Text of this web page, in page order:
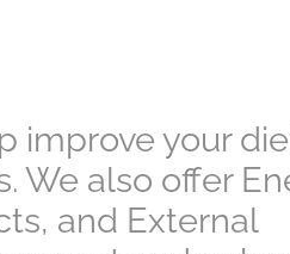
improve your
We also offer
and External